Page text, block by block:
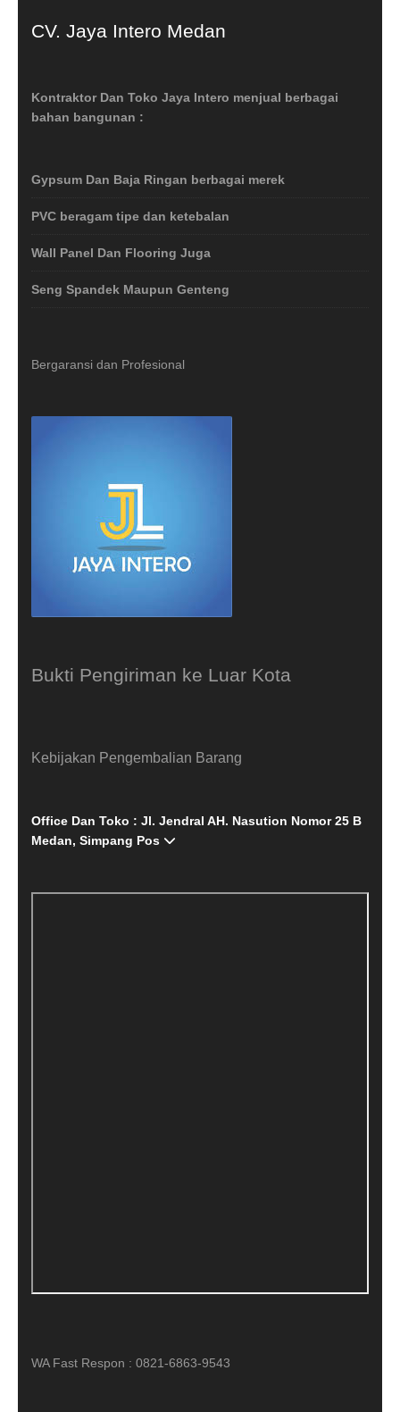
CV. Jaya Intero Medan
Kontraktor Dan Toko Jaya Intero menjual berbagai
bahan bangunan :
Gypsum Dan Baja Ringan berbagai merek
PVC beragam tipe dan ketebalan
Wall Panel Dan Flooring Juga
Seng Spandek Maupun Genteng
Bergaransi dan Profesional
Bukti Pengiriman ke Luar Kota
Kebijakan Pengembalian Barang
Office Dan Toko : Jl. Jendral AH. Nasution Nomor 25 B
Medan, Simpang Pos
WA Fast Respon : 0821-6863-9543